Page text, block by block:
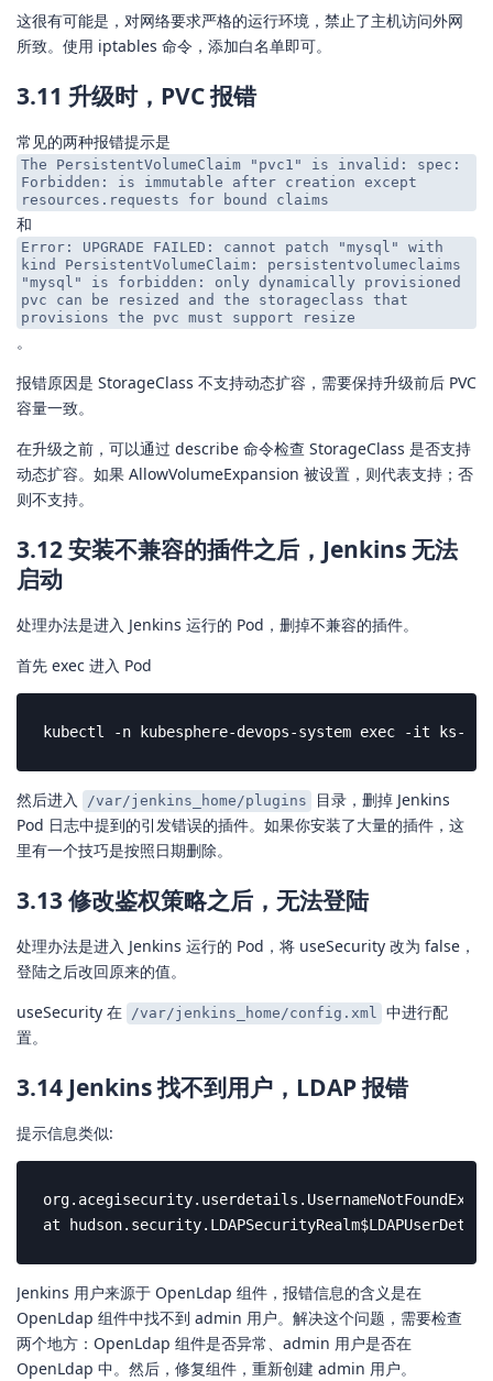
这很有可能是，对网络要求严格的运行环境，禁止了主机访问外网
所致。使用 iptables 命令，添加白名单即可。
3.11 升级时，PVC 报错
常见的两种报错提示是
The PersistentVolumeClaim "pvc1" is invalid: spec:
Forbidden: is immutable after creation except
resources.requests for bound claims
和
Error: UPGRADE FAILED: cannot patch "mysql" with
kind PersistentVolumeClaim: persistentvolumeclaims
"mysql" is forbidden: only dynamically provisioned
pvc can be resized and the storageclass that
provisions the pvc must support resize
。
报错原因是 StorageClass 不支持动态扩容，需要保持升级前后 PVC
容量一致。
在升级之前，可以通过 describe 命令检查 StorageClass 是否支持
动态扩容。如果 AllowVolumeExpansion 被设置，则代表支持；否
则不支持。
3.12 安装不兼容的插件之后，Jenkins 无法
启动
处理办法是进入 Jenkins 运行的 Pod，删掉不兼容的插件。
首先 exec 进入 Pod
kubectl -n kubesphere-devops-system exec -it ks-
然后进入 /var/jenkins_home/plugins
目录，删掉 Jenkins
Pod 日志中提到的引发错误的插件。如果你安装了大量的插件，这
里有一个技巧是按照日期删除。
3.13 修改鉴权策略之后，无法登陆
处理办法是进入 Jenkins 运行的 Pod，将 useSecurity 改为 false，
登陆之后改回原来的值。
useSecurity 在 /var/jenkins_home/config.xml 中进行配
置。
3.14 Jenkins 找不到用户，LDAP 报错
提示信息类似:
at
Jenkins 用户来源于 OpenLdap 组件，报错信息的含义是在
OpenLdap 组件中找不到 admin 用户。解决这个问题，需要检查
两个地方：OpenLdap 组件是否异常、admin 用户是否在
OpenLdap 中。然后，修复组件，重新创建 admin 用户。